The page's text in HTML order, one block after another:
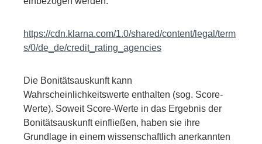
https://cdn.klarna.com/1.0/shared/content/legal/term
s/0/de_de/credit_rating_agencies
Die Bonitätsauskunft kann
Wahrscheinlichkeitswerte enthalten (sog. Score-
Werte). Soweit Score-Werte in das Ergebnis der
Bonitätsauskunft einfließen, haben sie ihre
Grundlage in einem wissenschaftlich anerkannten